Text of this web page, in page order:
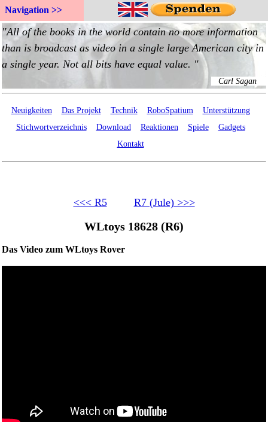
Navigation >>
Neuigkeiten Das Projekt Technik RoboSpatium
Unterstützung
Stichwortverzeichnis
Download Reaktionen Spiele
Gadgets
Kontakt
<<< R5 R7 (Jule) >>>
WLtoys 18628 (R6)
Das Video zum WLtoys Rover